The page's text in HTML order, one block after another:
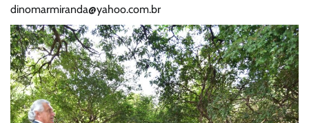
dinomarmiranda@yahoo.com.br